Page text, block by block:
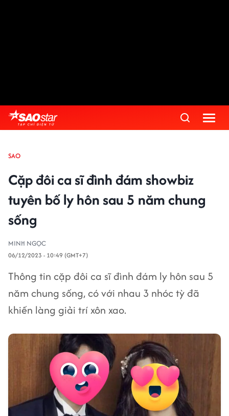
SAO
Cặp đôi ca sĩ đình đám showbiz
tuyên bố ly hôn sau 5 năm chung
sống
MINH NGỌC
06/12/2023 - 10:49 (GMT+7)
Thông tin cặp đôi ca sĩ đình đám ly hôn sau 5
năm chung sống, có với nhau 3 nhóc tỳ đã
khiến làng giải trí xôn xao.